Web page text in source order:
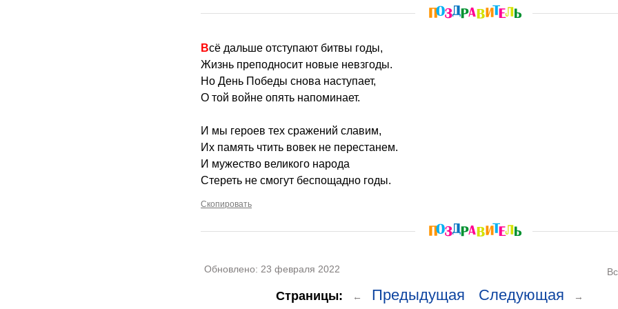
Всё дальше отступают битвы годы,
Жизнь преподносит новые невзгоды.
Но День Победы снова наступает,
О той войне опять напоминает.
И мы героев тех сражений славим,
Их память чтить вовек не перестанем.
И мужество великого народа
Стереть не смогут беспощадно годы.
Скопировать
Обновлено: 23 февраля 2022
Страницы: ← Предыдущая Следующая →